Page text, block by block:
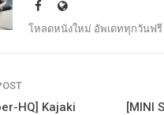
โหลดหนังใหม่ อัพเดททุกวันฟรี
HQ] Kajaki
[MINI